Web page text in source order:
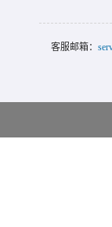
客服邮箱：